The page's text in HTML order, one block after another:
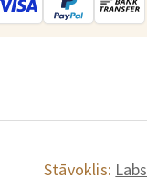
Stāvoklis: Labs